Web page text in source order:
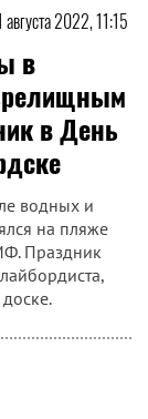
августа 2022, 11:15
в
в День
водных и
на пляже
Праздник